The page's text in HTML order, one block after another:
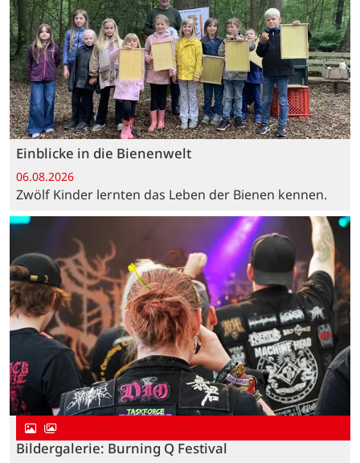
Einblicke in die Bienenwelt
06.08.2026
Zwölf Kinder lernten das Leben der Bienen kennen.
Bildergalerie: Burning Q Festival